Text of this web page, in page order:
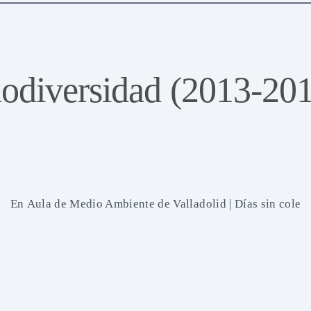
(2013-
En Aula de Medio Ambiente de Valladolid | Días sin cole